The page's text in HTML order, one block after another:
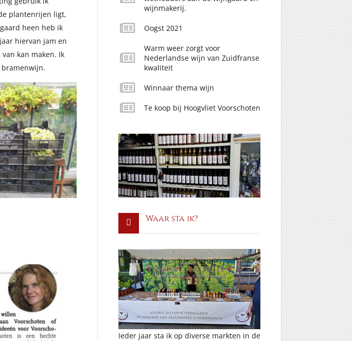
plantenrijen ligt,
heen heb ik
hiervan jam en
kan maken. Ik
wijnmakerij.
Oogst 2021
Warm weer zorgt voor
Nederlandse wijn van Zuidfranse
kwaliteit
Winnaar thema wijn
Te koop bij Hoogvliet Voorschoten
Waar sta ik?
Ieder jaar sta ik op diverse markten in de